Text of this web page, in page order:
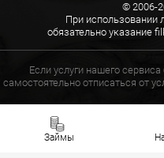
Займы
© 2006-
При использовании
обязательно указание
Если услуги нашего
самостоятельно отписаться от